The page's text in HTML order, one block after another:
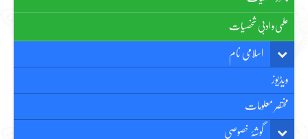
علمی و ادبی شخصیات
اسلامی نام
ویڈیوز
مختصر معلومات
گوشۂ خصوصی